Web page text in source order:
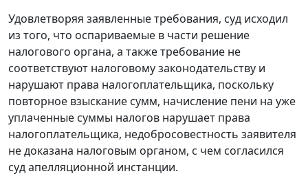
Удовлетворяя заявленные требования, суд исходил
из того, что оспариваемые в части решение
налогового органа, а также требование не
соответствуют налоговому законодательству и
нарушают права налогоплательщика, поскольку
повторное взыскание сумм, начисление пени на уже
уплаченные суммы налогов нарушает права
налогоплательщика, недобросовестность заявителя
не доказана налоговым органом, с чем согласился
суд апелляционной инстанции.